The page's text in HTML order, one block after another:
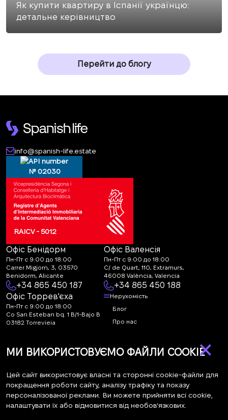
Як купити квартиру в Іспанії українцю:
детальне керівництво
Перейти до блогу
info@spanish-life.estate
№ 02030
RAICV - 5012
Офіс Бенідорм
Пн-Пт с 9:00 до 18:00
Carrer Migjorn, 3, 03570
Benidorm, Alicante
+34 865 450 187
Офіс Валенсія
Пн-Пт с 9:00 до 18:00
C/ de Quart, 110, Extramurs,
46008 València, Valencia
+34 865 450 188
Офіс Торрев'єха
Пн-Пт с 9:00 до 18:00
Co San Esteban bq. 1 B/1-Bajo B
03182 Torrevieja
life.estate
Нерухомість
Блог
Про нас
Контакти
Підпишіться на наші новини. Щотижнева розсилка
×
МИ ВИКОРИСТОВУЄМО ФАЙЛИ COOKIE
Цей сайт використовує власні та сторонні cookie-файли для
покращення роботи сайту, аналізу трафіку та показу
персоналізованої реклами. Ви можете прийняти всі cookie,
налаштувати їх або відмовитися від необов’язкових.